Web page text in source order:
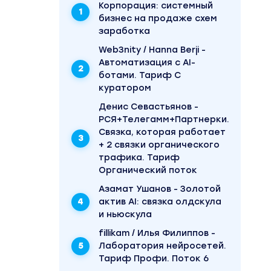
Корпорация: системный
бизнес на продаже схем
заработка
Web3nity / Hanna Berji -
Автоматизация c AI-
ботами. Тариф С
куратором
Денис Севастьянов -
РСЯ+Телегамм+Партнерки.
Связка, которая работает
+ 2 связки органического
трафика. Тариф
Органический поток
Азамат Ушанов - Золотой
актив AI: связка олдскула
и ньюскула
fillikam / Илья Филиппов -
Лаборатория нейросетей.
Тариф Профи. Поток 6